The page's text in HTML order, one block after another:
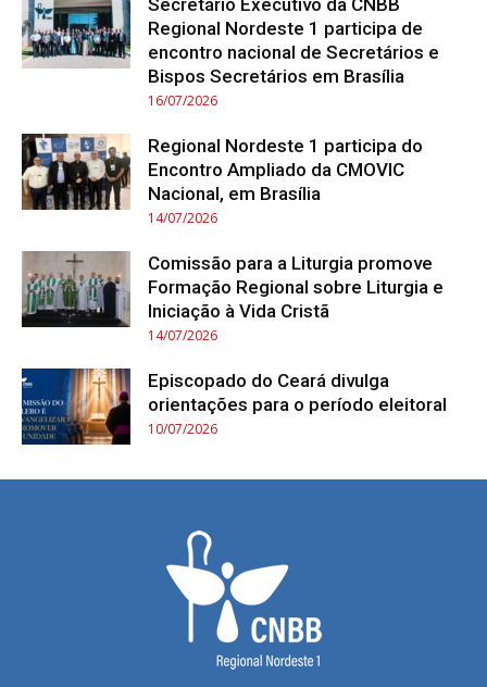
Secretário Executivo da CNBB
Regional Nordeste 1 participa de
encontro nacional de Secretários e
Bispos Secretários em Brasília
16/07/2026
Regional Nordeste 1 participa do
Encontro Ampliado da CMOVIC
Nacional, em Brasília
14/07/2026
Comissão para a Liturgia promove
Formação Regional sobre Liturgia e
Iniciação à Vida Cristã
14/07/2026
Episcopado do Ceará divulga
orientações para o período eleitoral
10/07/2026